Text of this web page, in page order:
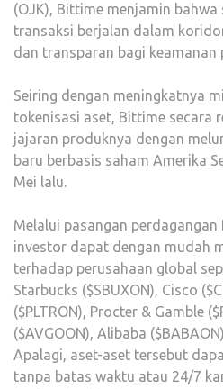
(OJK), Bittime menjamin bahwa
transaksi berjalan dalam
dan transparan bagi keamanan
Seiring dengan meningkatnya
tokenisasi aset, Bittime secara
jajaran produknya dengan
baru berbasis saham Amerika
Mei lalu.
Melalui pasangan perdagangan
investor dapat dengan mudah
terhadap perusahaan global
Starbucks ($SBUXON), Cisco
($PLTRON), Procter & Gamble
($AVGOON), Alibaba
Apalagi, aset-aset tersebut
tanpa batas waktu atau 24/7